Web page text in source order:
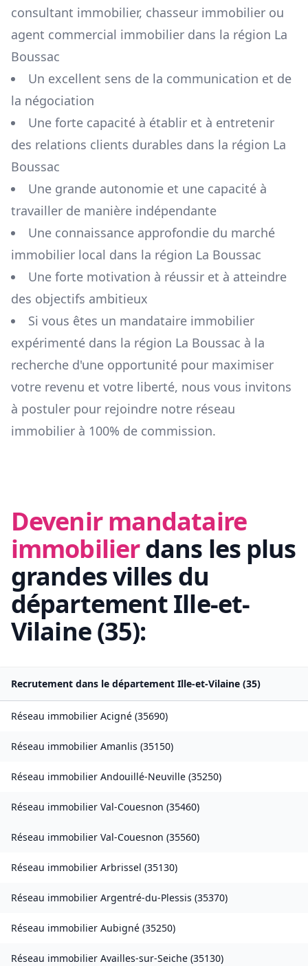
consultant immobilier, chasseur immobilier ou
agent commercial immobilier dans la région La
Boussac
Un excellent sens de la communication et de
la négociation
Une forte capacité à établir et à entretenir
des relations clients durables dans la région La
Boussac
Une grande autonomie et une capacité à
travailler de manière indépendante
Une connaissance approfondie du marché
immobilier local dans la région La Boussac
Une forte motivation à réussir et à atteindre
des objectifs ambitieux
Si vous êtes un mandataire immobilier
expérimenté dans la région La Boussac à la
recherche d'une opportunité pour maximiser
votre revenu et votre liberté, nous vous invitons
à postuler pour rejoindre notre réseau
immobilier à 100% de commission.
Devenir mandataire
immobilierdans les plus
grandes villes du
départementIlle-et-
Vilaine(35):
Recrutement dans le département Ille-et-Vilaine (35)
Réseau immobilier Acigné (35690)
Réseau immobilier Amanlis (35150)
Réseau immobilier Andouillé-Neuville (35250)
Réseau immobilier Val-Couesnon (35460)
Réseau immobilier Val-Couesnon (35560)
Réseau immobilier Arbrissel (35130)
Réseau immobilier Argentré-du-Plessis (35370)
Réseau immobilier Aubigné (35250)
Réseau immobilier Availles-sur-Seiche (35130)